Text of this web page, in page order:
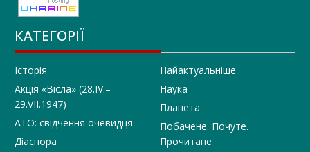
КАТЕГОРІЇ
Історія
Акція «Вісла» (28.IV.–
29.VII.1947)
АТО: свідчення очевидця
Діаспора
Найактуальніше
Наука
Планета
Побачене. Почуте.
Прочитане